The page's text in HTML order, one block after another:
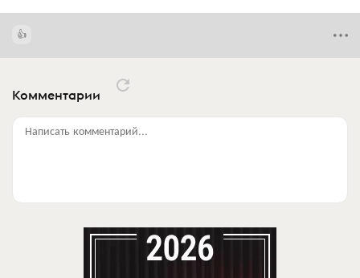
Комментарии
Написать комментарий...